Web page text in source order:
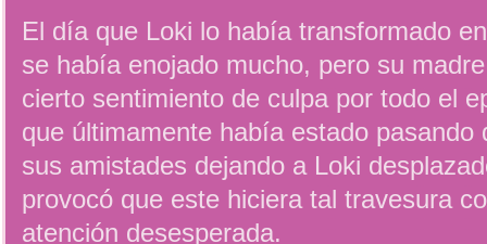
El día que Loki lo había transformado
se había enojado mucho, pero su
cierto sentimiento de culpa por todo el
que últimamente había estado pasando
sus amistades dejando a Loki
provocó que este hiciera tal travesura
atención desesperada.